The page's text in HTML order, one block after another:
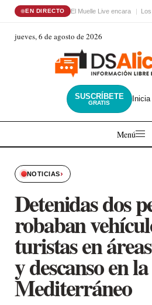
EN DIRECTO El Muelle Live encara
jueves, 6 de agosto de 2026
SUSCRÍBETE
GRATIS Inicia
Menú
NOTICIAS›
Detenidas dos
robaban
turistas en
y descanso en
Mediterráneo